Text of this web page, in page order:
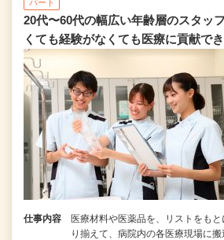
パート
20代〜60代の幅広い年齢層のスタッ
くても経験がなくても医療に貢献でき
仕事内容
医療材料や医薬品を、リストをも
り揃えて、病院内の各医療現場に搬